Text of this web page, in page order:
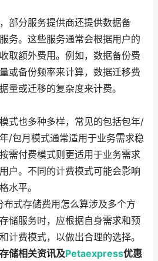
部分服务提供商还提供数据备
务。这些服务通常会根据用户的
取额外费用。例如，数据备份费
或备份频率来计算，数据迁移费
量或迁移的复杂度来计费。
式也多种多样，常见的包括包年/
/包月模式通常适用于业务需求稳
需付费模式则更适用于业务需求
户。不同的计费模式可能会影响
水平。
布式存储费用怎么算涉及多个方
储服务时，应根据自身需求和预
计费模式，以做出合理的选择。
储相关资讯及Petaexpress优惠